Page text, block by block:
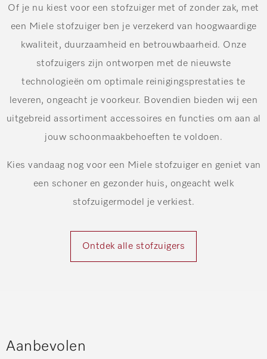
Of je nu kiest voor een stofzuiger met of zonder zak, met
een Miele stofzuiger ben je verzekerd van hoogwaardige
kwaliteit, duurzaamheid en betrouwbaarheid. Onze
stofzuigers zijn ontworpen met de nieuwste
technologieën om optimale reinigingsprestaties te
leveren, ongeacht je voorkeur. Bovendien bieden wij een
uitgebreid assortiment accessoires en functies om aan al
jouw schoonmaakbehoeften te voldoen.
Kies vandaag nog voor een Miele stofzuiger en geniet van
een schoner en gezonder huis, ongeacht welk
stofzuigermodel je verkiest.
Ontdek alle stofzuigers
Aanbevolen